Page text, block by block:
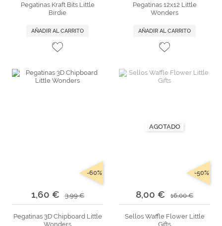
Pegatinas Kraft Bits Little
Birdie
AÑADIR AL CARRITO
Pegatinas 12x12 Little
Wonders
AÑADIR AL CARRITO
1,60 € 3,99 €
-60%
Pegatinas 3D Chipboard Little
Wonders
AGOTADO
8,00 € 16,00 €
-50%
Sellos Waffle Flower Little
Gifts